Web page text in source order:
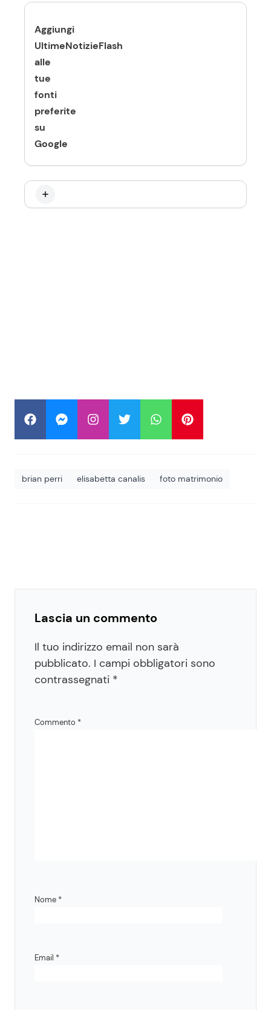
Aggiungi
UltimeNotizieFlash
alle
tue
fonti
preferite
su
Google
brian perri elisabetta canalis foto matrimonio
Lascia un commento
Il tuo indirizzo email non sarà
pubblicato. I campi obbligatori sono
contrassegnati *
Commento *
Nome *
Email *